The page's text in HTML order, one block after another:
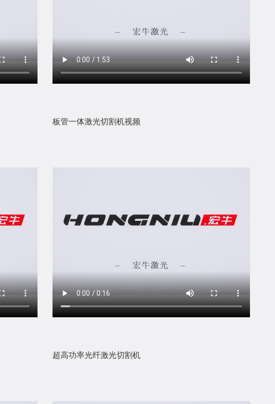
板管一体激光切割机视频
超高功率光纤激光切割机